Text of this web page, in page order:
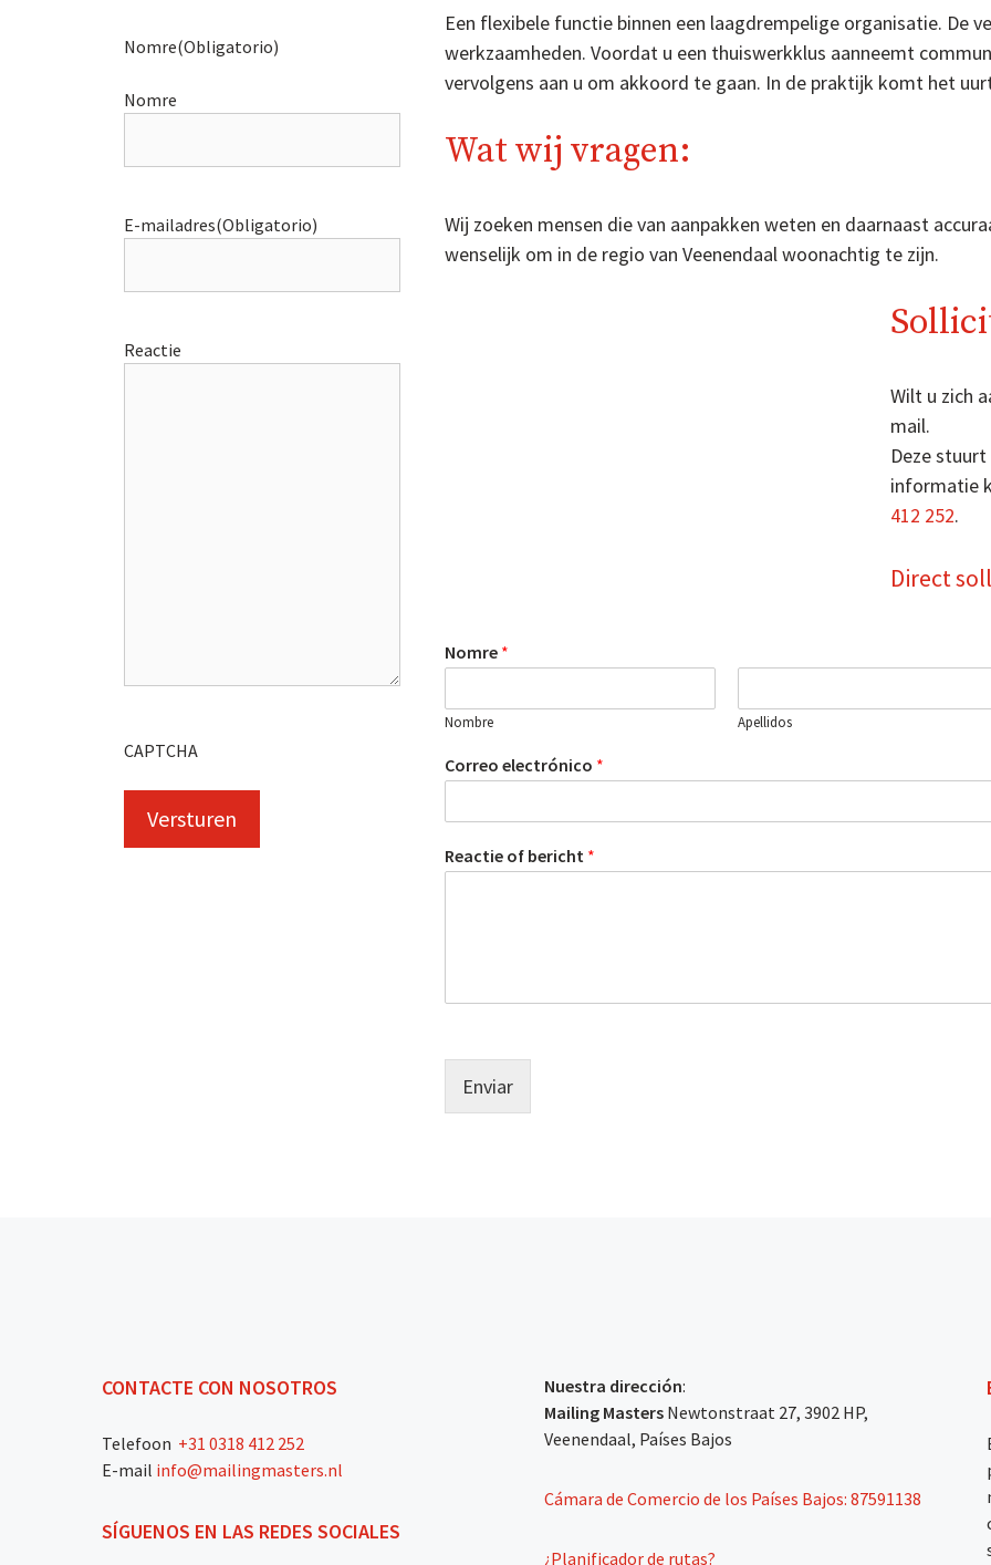
Een flexibele functie binnen een laagdrempelige organisatie. De
werkzaamheden. Voordat u een thuiswerkklus aanneemt
vervolgens aan u om akkoord te gaan. In de praktijk komt het
Wat wij vragen:
Wij zoeken mensen die van aanpakken weten en daarnaast
wenselijk om in de regio van Veenendaal woonachtig te zijn.
Wilt u zich
mail.
Deze stuurt
informatie
412 252.
Direct
Nomre *
Nombre Apellidos
Correo electrónico *
Reactie of bericht *
Enviar
Nomre(Obligatorio)
Nomre
E-mailadres(Obligatorio)
Reactie
CAPTCHA
CONTACTE CON NOSOTROS
Telefoon +31 0318 412 252
E-mail info@mailingmasters.nl
SÍGUENOS EN LAS REDES SOCIALES
Nuestra dirección:
Mailing Masters Newtonstraat 27, 3902 HP,
Veenendaal, Países Bajos
Cámara de Comercio de los Países Bajos: 87591138
¿Planificador de rutas?